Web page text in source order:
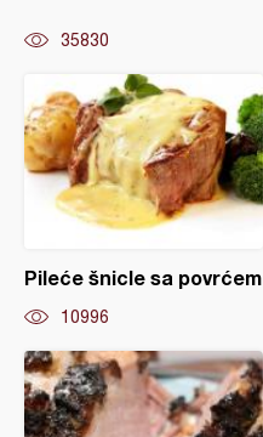
35830
Pileće šnicle sa povrćem
10996